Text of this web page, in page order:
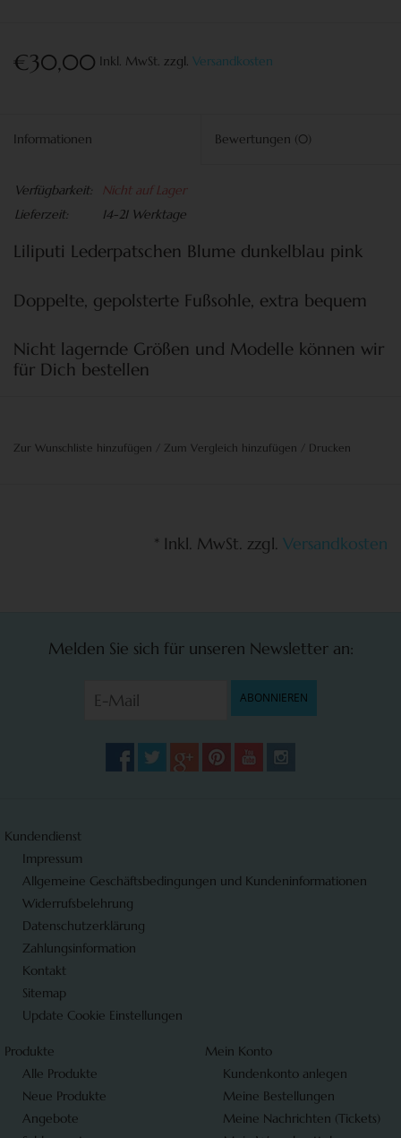
€30,00 Inkl. MwSt. zzgl. Versandkosten
Informationen Bewertungen (0)
Verfügbarkeit:
Nicht auf Lager
Lieferzeit:
14-21 Werktage
Liliputi Lederpatschen Blume dunkelblau pink
Doppelte, gepolsterte Fußsohle, extra bequem
Nicht lagernde Größen und Modelle können wir
für Dich bestellen
Zur Wunschliste hinzufügen Zum Vergleich hinzufügen Drucken
* Inkl. MwSt. zzgl. Versandkosten
Melden Sie sich für unseren Newsletter an:
ABONNIEREN
Kundendienst
Impressum
Allgemeine Geschäftsbedingungen und Kundeninformationen
Widerrufsbelehrung
Datenschutzerklärung
Zahlungsinformation
Kontakt
Sitemap
Update Cookie Einstellungen
Produkte
Alle Produkte
Neue Produkte
Angebote
Mein Konto
Kundenkonto anlegen
Meine Bestellungen
Meine Nachrichten (Tickets)